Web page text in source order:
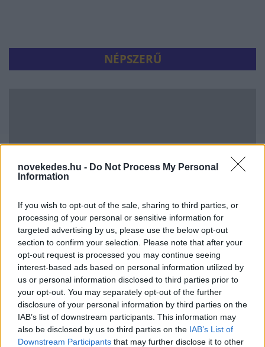
novekedes.hu - Do Not Process My Personal
Information
If you wish to opt-out of the sale, sharing to third parties, or
processing of your personal or sensitive information for
targeted advertising by us, please use the below opt-out
section to confirm your selection. Please note that after your
opt-out request is processed you may continue seeing
interest-based ads based on personal information utilized by
us or personal information disclosed to third parties prior to
your opt-out. You may separately opt-out of the further
disclosure of your personal information by third parties on the
IAB’s list of downstream participants. This information may
also be disclosed by us to third parties on the IAB’s List of
Downstream Participants that may further disclose it to other
NÉPSZERŰ
Hitelfordulat 2026: elzárja a pénzcsapot az
állam
ELEMZÉSEK 2026. júl. 22.